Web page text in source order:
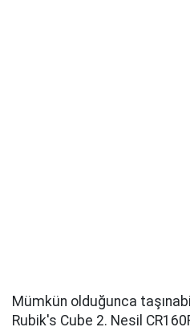
Mümkün olduğunca
Rubik's Cube 2. Nesil